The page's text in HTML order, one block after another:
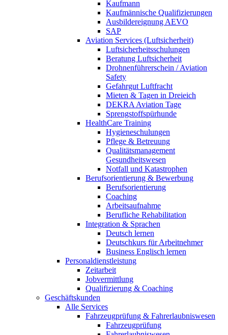
Kaufmann
Kaufmännische Qualifizierungen
Ausbildereignung AEVO
SAP
Aviation Services (Luftsicherheit)
Luftsicherheitsschulungen
Beratung Luftsicherheit
Drohnenführerschein / Aviation
Safety
Gefahrgut Luftfracht
Mieten & Tagen in Dreieich
DEKRA Aviation Tage
Sprengstoffspürhunde
HealthCare Training
Hygieneschulungen
Pflege & Betreuung
Qualitätsmanagement
Gesundheitswesen
Notfall und Katastrophen
Berufsorientierung & Bewerbung
Berufsorientierung
Coaching
Arbeitsaufnahme
Berufliche Rehabilitation
Integration & Sprachen
Deutsch lernen
Deutschkurs für Arbeitnehmer
Business Englisch lernen
Personaldienstleistung
Zeitarbeit
Jobvermittlung
Qualifizierung & Coaching
Geschäftskunden
Alle Services
Fahrzeugprüfung & Fahrerlaubniswesen
Fahrzeugprüfung